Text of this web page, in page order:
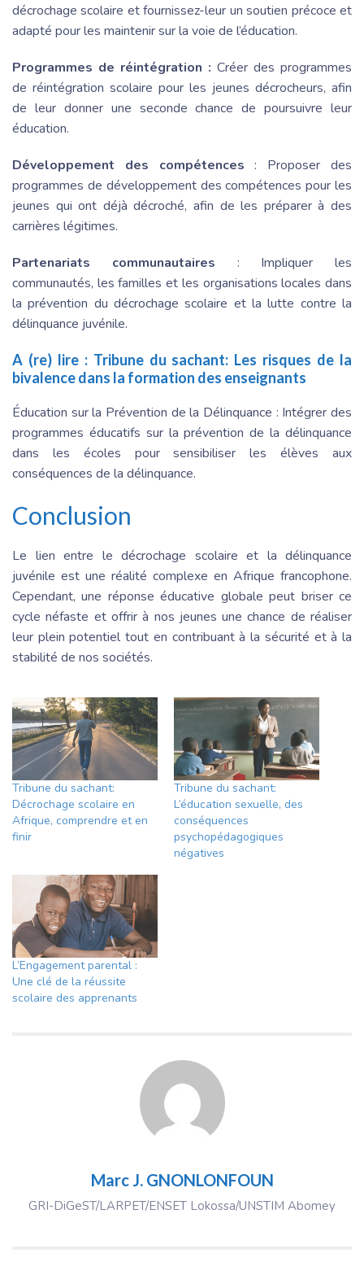
décrochage scolaire et fournissez-leur un soutien précoce et
adapté pour les maintenir sur la voie de l’éducation.
Programmes de réintégration : Créer des programmes
de réintégration scolaire pour les jeunes décrocheurs, afin
de leur donner une seconde chance de poursuivre leur
éducation.
Développement des compétences: Proposer des
programmes de développement des compétences pour les
jeunes qui ont déjà décroché, afin de les préparer à des
carrières légitimes.
Partenariats communautaires : Impliquer les
communautés, les familles et les organisations locales dans
la prévention du décrochage scolaire et la lutte contre la
délinquance juvénile.
A (re) lire : Tribune du sachant: Les risques de la
bivalence dans la formation des enseignants
Éducation sur la Prévention de la Délinquance : Intégrer des
programmes éducatifs sur la prévention de la délinquance
dans les écoles pour sensibiliser les élèves aux
conséquences de la délinquance.
Conclusion
Le lien entre le décrochage scolaire et la délinquance
juvénile est une réalité complexe en Afrique francophone.
Cependant, une réponse éducative globale peut briser ce
cycle néfaste et offrir à nos jeunes une chance de réaliser
leur plein potentiel tout en contribuant à la sécurité et à la
stabilité de nos sociétés.
Tribune du sachant:
Décrochage scolaire en
Afrique, comprendre et en
finir
Tribune du sachant:
L’éducation sexuelle, des
conséquences
psychopédagogiques
négatives
L’Engagement parental :
Une clé de la réussite
scolaire des apprenants
Marc J. GNONLONFOUN
GRI-DiGeST/LARPET/ENSET Lokossa/UNSTIM Abomey